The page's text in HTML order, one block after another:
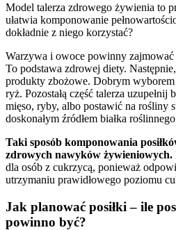
Model talerza zdrowego żywienia to
ułatwia komponowanie
dokładnie z niego korzystać?
Warzywa i owoce powinny zajmować
To podstawa zdrowej diety.
produkty zbożowe. Dobrym wyborem
ryż. Pozostałą część talerza uzupełnij
mięso, ryby, albo postawić na rośliny
doskonałym źródłem białka
Taki sposób komponowania
zdrowych nawyków żywieniowych.
dla osób z cukrzycą, ponieważ
utrzymaniu prawidłowego poziomu
Jak planować posiłki – ile
powinno być?